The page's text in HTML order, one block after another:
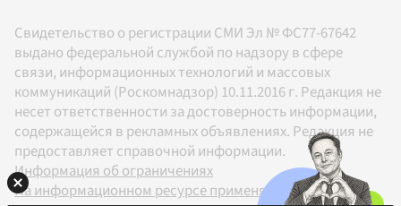
Свидетельство о регистрации СМИ Эл № ФС77-67642
выдано федеральной службой по надзору в сфере
связи, информационных технологий и массовых
коммуникаций (Роскомнадзор) 10.11.2016 г. Редакция не
несет ответственности за достоверность информации,
содержащейся в рекламных объявлениях. Редакция не
предоставляет справочной информации.
Информация об ограничениях
На информационном ресурсе применяются